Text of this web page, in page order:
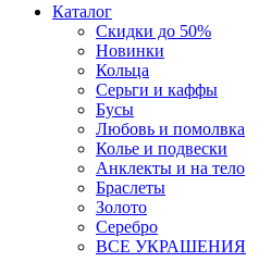
Каталог
Скидки до 50%
Новинки
Кольца
Серьги и каффы
Бусы
Любовь и помолвка
Колье и подвески
Анклекты и на тело
Браслеты
Золото
Серебро
ВСЕ УКРАШЕНИЯ